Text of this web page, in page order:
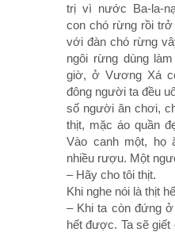
trị vì nước Ba-la-
con chó rừng rồi
với đàn chó rừng
ngôi rừng dùng
giờ, ở Vương Xá
đông người ta đều
số người ăn chơi,
thịt, mặc áo quần
Vào canh một, họ
nhiều rượu. Một
– Hãy cho tôi thịt.
Khi nghe nói là thịt
– Khi ta còn đứng
hết được. Ta sẽ